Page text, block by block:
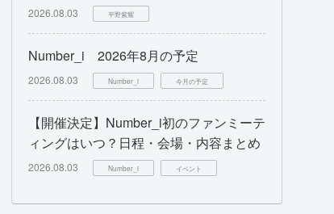
2026.08.03 平野紫耀
Number_i 2026年8月の予定
2026.08.03 Number_i 今月の予定
【開催決定】Number_i初のファンミーテ
ィングはいつ？日程・会場・内容まとめ
2026.08.03 Number_i イベント